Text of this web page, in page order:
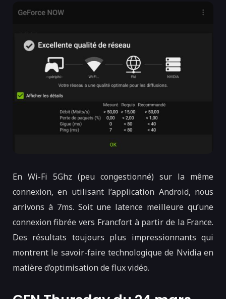
En Wi-Fi 5Ghz (peu congestionné) sur la même
connexion, en utilisant l’application Android, nous
arrivons à 7ms. Soit une latence meilleure qu’une
connexion fibrée vers Francfort à partir de la France.
Des résultats toujours plus impressionnants qui
montrent le savoir-faire technologique de Nvidia en
matière d’optimisation de flux vidéo.